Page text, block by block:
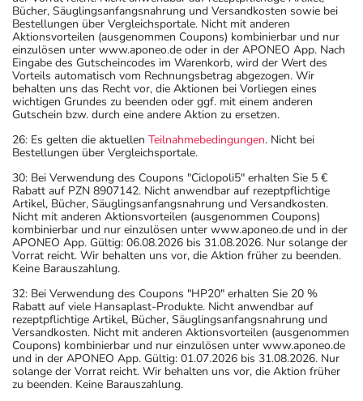
Bücher, Säuglingsanfangsnahrung und Versandkosten sowie bei
Bestellungen über Vergleichsportale. Nicht mit anderen
Aktionsvorteilen (ausgenommen Coupons) kombinierbar und nur
einzulösen unter www.aponeo.de oder in der APONEO App. Nach
Eingabe des Gutscheincodes im Warenkorb, wird der Wert des
Vorteils automatisch vom Rechnungsbetrag abgezogen. Wir
behalten uns das Recht vor, die Aktionen bei Vorliegen eines
wichtigen Grundes zu beenden oder ggf. mit einem anderen
Gutschein bzw. durch eine andere Aktion zu ersetzen.
26: Es gelten die aktuellen Teilnahmebedingungen. Nicht bei
Bestellungen über Vergleichsportale.
30: Bei Verwendung des Coupons "Ciclopoli5" erhalten Sie 5 €
Rabatt auf PZN 8907142. Nicht anwendbar auf rezeptpflichtige
Artikel, Bücher, Säuglingsanfangsnahrung und Versandkosten.
Nicht mit anderen Aktionsvorteilen (ausgenommen Coupons)
kombinierbar und nur einzulösen unter www.aponeo.de und in der
APONEO App. Gültig: 06.08.2026 bis 31.08.2026. Nur solange der
Vorrat reicht. Wir behalten uns vor, die Aktion früher zu beenden.
Keine Barauszahlung.
32: Bei Verwendung des Coupons "HP20" erhalten Sie 20 %
Rabatt auf viele Hansaplast-Produkte. Nicht anwendbar auf
rezeptpflichtige Artikel, Bücher, Säuglingsanfangsnahrung und
Versandkosten. Nicht mit anderen Aktionsvorteilen (ausgenommen
Coupons) kombinierbar und nur einzulösen unter www.aponeo.de
und in der APONEO App. Gültig: 01.07.2026 bis 31.08.2026. Nur
solange der Vorrat reicht. Wir behalten uns vor, die Aktion früher
zu beenden. Keine Barauszahlung.